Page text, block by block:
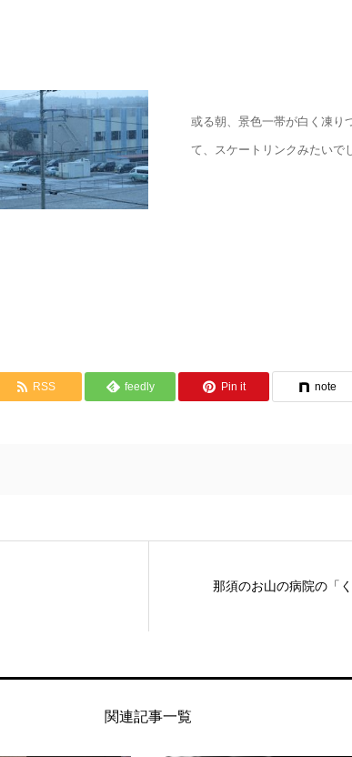
或る朝、景色一帯が白く凍り
て、スケートリンクみたいで
RSS feedly Pin it note
那須のお山の病院の「く
関連記事一覧